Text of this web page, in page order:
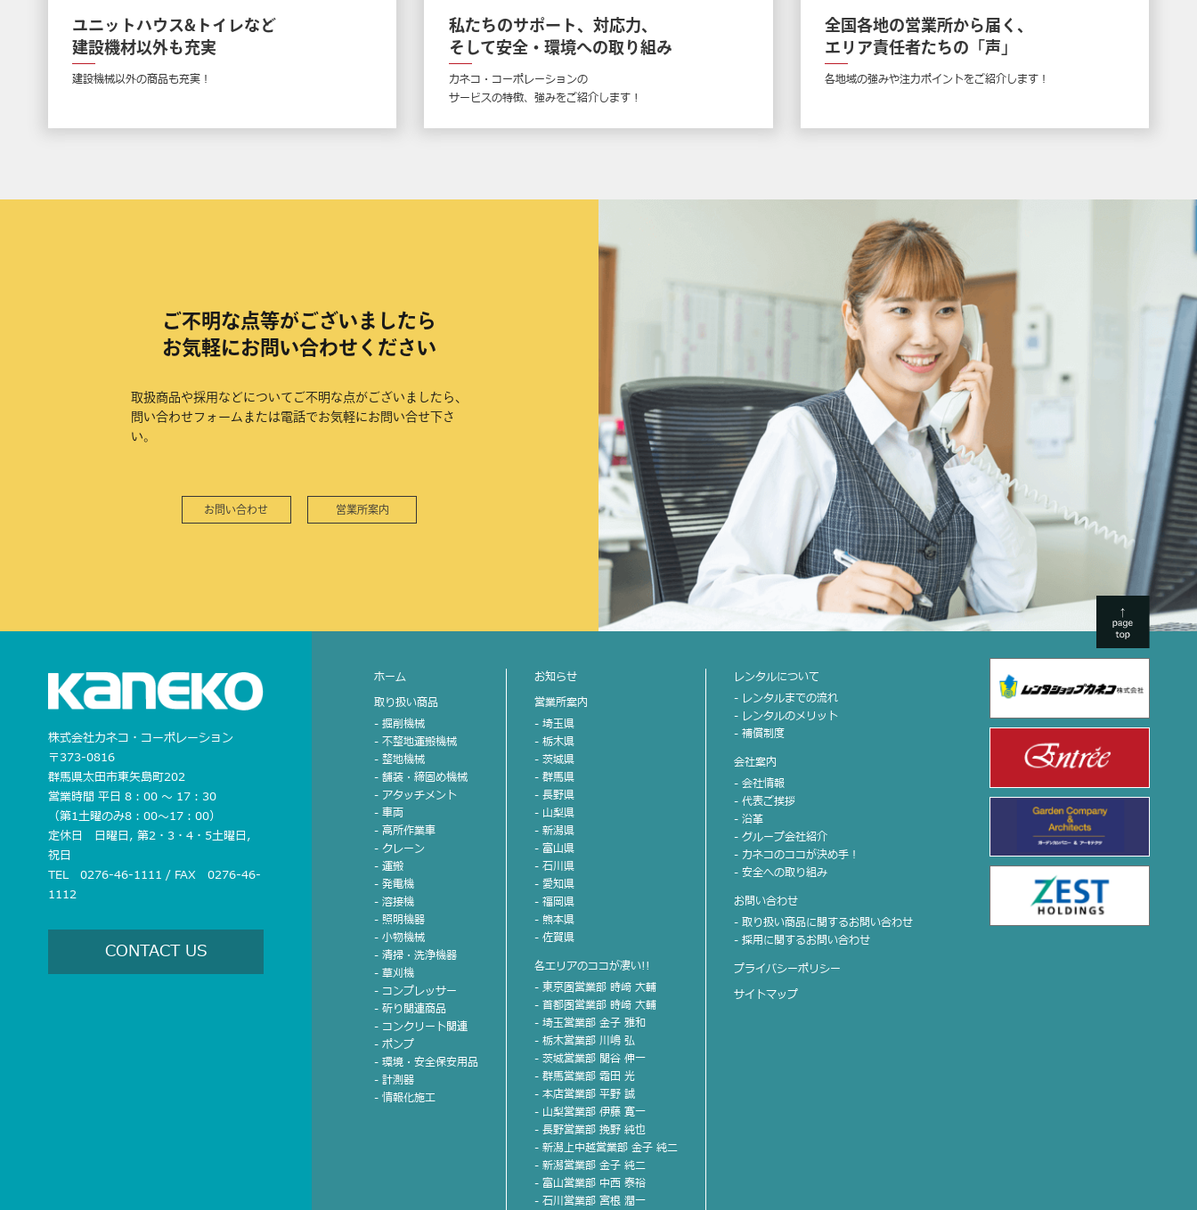
ユニットハウス&トイレなど
建設機材以外も充実
建設機械以外の商品も充実！
私たちのサポート、対応力、
そして安全・環境への取り組み
カネコ・コーポレーションの
サービスの特徴、強みをご紹介します !
全国各地の営業所から届く、
エリア責任者たちの「声」
各地域の強みや注力ポイントをご紹介します！
ご不明な点等がございましたら
お気軽にお問い合わせください
取扱商品や採用などについてご不明な点がございましたら、
問い合わせフォームまたは電話でお気軽にお問い合せ下さ
い。
お問い合わせ 営業所案内
株式会社カネコ・コーポレーション
〒373-0816
群馬県太田市東矢島町202
営業時間 平日 8：00 〜 17：30
（第1土曜のみ8：00〜17：00）
定休日 日曜日, 第2・3・4・5土曜日,
祝日
TEL 0276-46-1111 / FAX 0276-46-
1112
CONTACT US
ホーム
取り扱い商品
- 掘削機械
- 不整地運搬機械
- 整地機械
- 舗装・締固め機械
- アタッチメント
- 車両
- 高所作業車
- クレーン
- 運搬
- 発電機
- 溶接機
- 照明機器
- 小物機械
- 清掃・洗浄機器
- 草刈機
- コンプレッサー
- 斫り関連商品
- コンクリート関連
- ポンプ
- 環境・安全保安用品
- 計測器
- 情報化施工
お知らせ
営業所案内
- 埼玉県
- 栃木県
- 茨城県
- 群馬県
- 長野県
- 山梨県
- 新潟県
- 富山県
- 石川県
- 愛知県
- 福岡県
- 熊本県
- 佐賀県
各エリアのココが凄い!!
- 東京圏営業部 時﨑 大輔
- 首都圏営業部 時﨑 大輔
- 埼玉営業部 金子 雅和
- 栃木営業部 川嶋 弘
- 茨城営業部 関谷 伸一
- 群馬営業部 霜田 光
- 本店営業部 平野 誠
- 山梨営業部 伊藤 寛一
- 長野営業部 挽野 純也
- 新潟上中越営業部 金子 純二
- 新潟営業部 金子 純二
- 富山営業部 中西 泰裕
- 石川営業部 宮根 潤一
レンタルについて
- レンタルまでの流れ
- レンタルのメリット
- 補償制度
会社案内
- 会社情報
- 代表ご挨拶
- 沿革
- グループ会社紹介
- カネコのココが決め手！
- 安全への取り組み
お問い合わせ
- 取り扱い商品に関するお問い合わせ
- 採用に関するお問い合わせ
プライバシーポリシー
サイトマップ